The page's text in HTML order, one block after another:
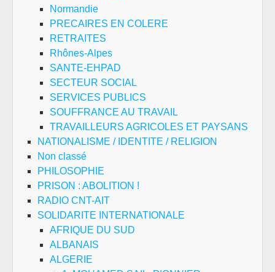
Normandie
PRECAIRES EN COLERE
RETRAITES
Rhônes-Alpes
SANTE-EHPAD
SECTEUR SOCIAL
SERVICES PUBLICS
SOUFFRANCE AU TRAVAIL
TRAVAILLEURS AGRICOLES ET PAYSANS
NATIONALISME / IDENTITE / RELIGION
Non classé
PHILOSOPHIE
PRISON : ABOLITION !
RADIO CNT-AIT
SOLIDARITE INTERNATIONALE
AFRIQUE DU SUD
ALBANAIS
ALGERIE